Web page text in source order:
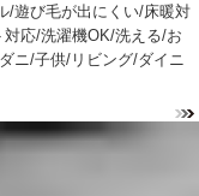
/遊び毛が出にくい/床暖対
応/洗濯機OK/洗える/お
ニ/子供/リビング/ダイニ